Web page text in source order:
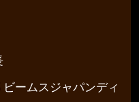
ームスジャパンディ